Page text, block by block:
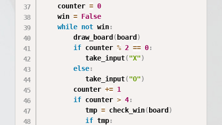
    counter
= 0
    win
= False
while not win:
        draw_board
( board )
if counter % 2 == 0:
           take_input
("X")
else:
           take_input
("O")
        counter
+= 1
if counter > 4:
           tmp
= check_win( board )
if tmp: